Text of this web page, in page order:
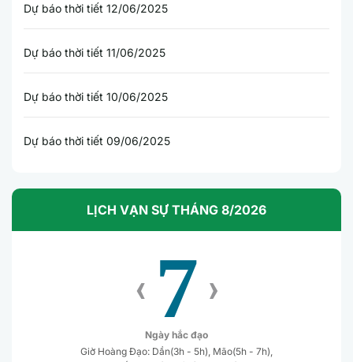
Dự báo thời tiết 12/06/2025
Dự báo thời tiết 11/06/2025
Dự báo thời tiết 10/06/2025
Dự báo thời tiết 09/06/2025
LỊCH VẠN SỰ THÁNG 8/2026
‹ 7 ›
Ngày hắc đạo
Giờ Hoàng Đạo: Dần(3h - 5h), Mão(5h - 7h),